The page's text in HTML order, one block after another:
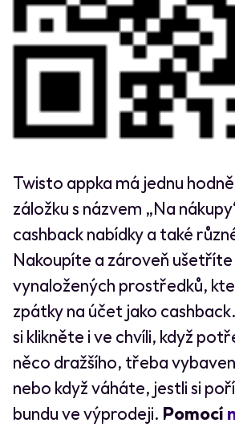
Twisto appka má jednu
záložku s názvem „Na
cashback nabídky a také
Nakoupíte a zároveň
vynaložených prostředků,
zpátky na účet jako
si klikněte i ve chvíli, když
něco dražšího, třeba
nebo když váháte, jestli si
bundu ve výprodeji. Pomocí